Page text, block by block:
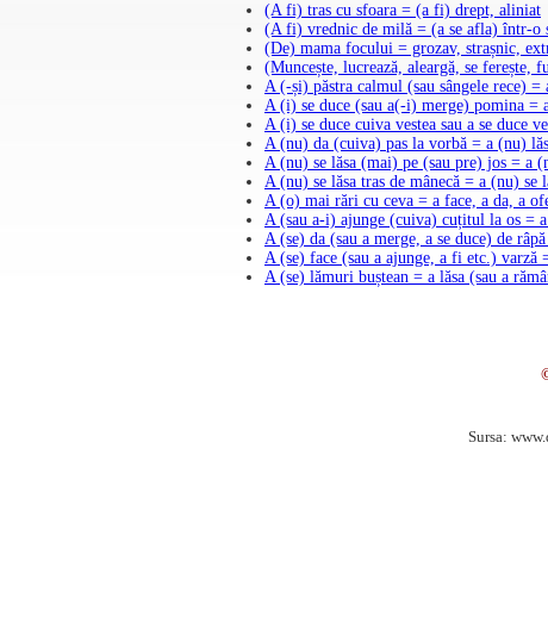
(A fi) tras cu sfoara = (a fi) drept, aliniat
(A fi) vrednic de milă = (a se afla) într-o
(De) mama focului = grozav, strașnic,
(Muncește, lucrează, aleargă, se ferește,
A (-și) păstra calmul (sau sângele rece) =
A (i) se duce (sau a(-i) merge) pomina =
A (i) se duce cuiva vestea sau a se duce
A (nu) da (cuiva) pas la vorbă = a (nu)
A (nu) se lăsa (mai) pe (sau pre) jos = a
A (nu) se lăsa tras de mânecă = a (nu) se
A (o) mai rări cu ceva = a face, a da, a
A (sau a-i) ajunge (cuiva) cuțitul la os =
A (se) da (sau a merge, a se duce) de
A (se) face (sau a ajunge, a fi etc.) varză
A (se) lămuri buștean = a lăsa (sau a
Sursa: